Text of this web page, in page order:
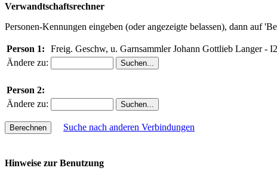
Verwandtschaftsrechner
Personen-Kennungen eingeben (oder angezeigte belassen), dann auf
Person 1:
Freig. Geschw, u. Garnsammler Johann Gottlieb Langer -
Ändere zu:
Person 2:
Ändere zu:
Suche nach anderen Verbindungen
Hinweise zur Benutzung